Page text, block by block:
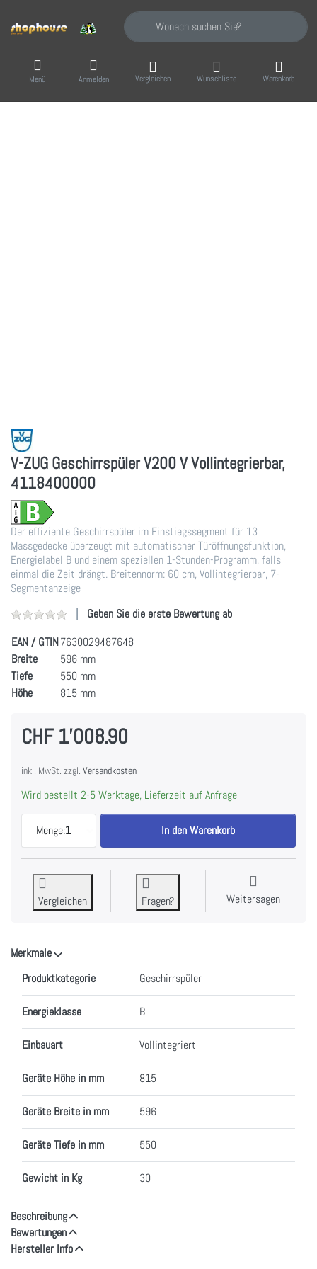
Geben Sie einen Suchbegriff ein. Während
Menü Anmelden Vergleichen Wunschliste Warenkorb
V-ZUG Geschirrspüler V200 V Vollintegrierbar,
4118400000
Der effiziente Geschirrspüler im Einstiegssegment für 13
Massgedecke überzeugt mit automatischer Türöffnungsfunktion,
Energielabel B und einem speziellen 1-Stunden-Programm, falls
einmal die Zeit drängt. Breitennorm: 60 cm, Vollintegrierbar, 7-
Segmentanzeige
Geben Sie die erste Bewertung ab
EAN / GTIN7630029487648
Breite
596 mm
Tiefe
550 mm
Höhe
815 mm
CHF 1'008.90
inkl. MwSt. zzgl. Versandkosten
Wird bestellt 2-5 Werktage, Lieferzeit auf Anfrage
Menge:1
V-ZUG Geschirrspüler V200 V Vollintegrierbar,
In den Warenkorb
Vergleichen Fragen? Weitersagen
Merkmale
Produktkategorie Geschirrspüler
Energieklasse B
Einbauart Vollintegriert
Geräte Höhe in mm 815
Geräte Breite in mm 596
Geräte Tiefe in mm 550
Gewicht in Kg 30
Beschreibung
Bewertungen
Hersteller Info